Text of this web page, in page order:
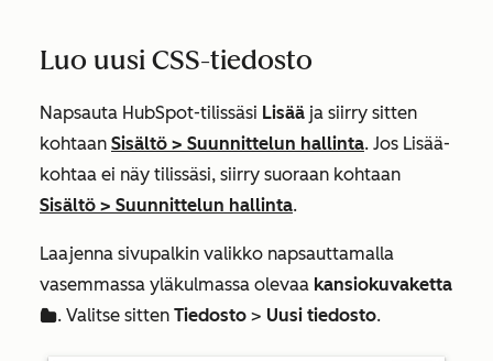
Luo uusi CSS-tiedosto
Napsauta HubSpot-tilissäsi Lisää ja siirry sitten
kohtaan Sisältö > Suunnittelun hallinta. Jos Lisää-
kohtaa ei näy tilissäsi, siirry suoraan kohtaan
Sisältö > Suunnittelun hallinta.
Laajenna sivupalkin valikko napsauttamalla
vasemmassa yläkulmassa olevaa kansiokuvaketta
folder. Valitse sitten Tiedosto > Uusi tiedosto.